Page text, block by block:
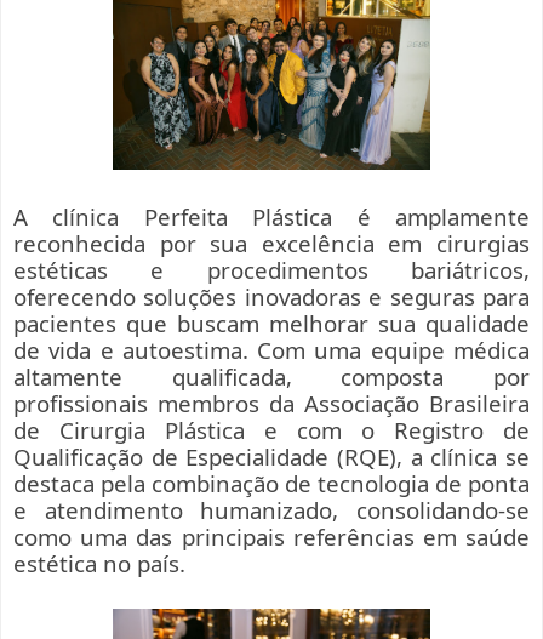
A clínica Perfeita Plástica é amplamente
reconhecida por sua excelência em cirurgias
estéticas e procedimentos bariátricos,
oferecendo soluções inovadoras e seguras para
pacientes que buscam melhorar sua qualidade
de vida e autoestima. Com uma equipe médica
altamente qualificada, composta por
profissionais membros da Associação Brasileira
de Cirurgia Plástica e com o Registro de
Qualificação de Especialidade (RQE), a clínica se
destaca pela combinação de tecnologia de ponta
e atendimento humanizado, consolidando-se
como uma das principais referências em saúde
estética no país.